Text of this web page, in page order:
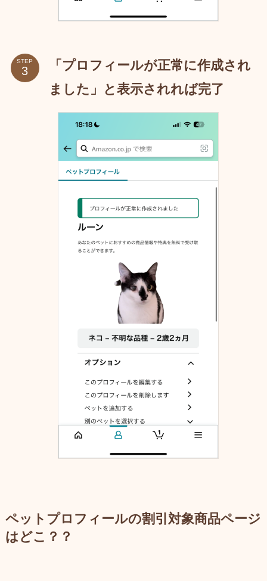
STEP
「プロフィールが正常に作成され
ました」と表示されれば完了
ペットプロフィールの割引対象商品ページ
はどこ？？